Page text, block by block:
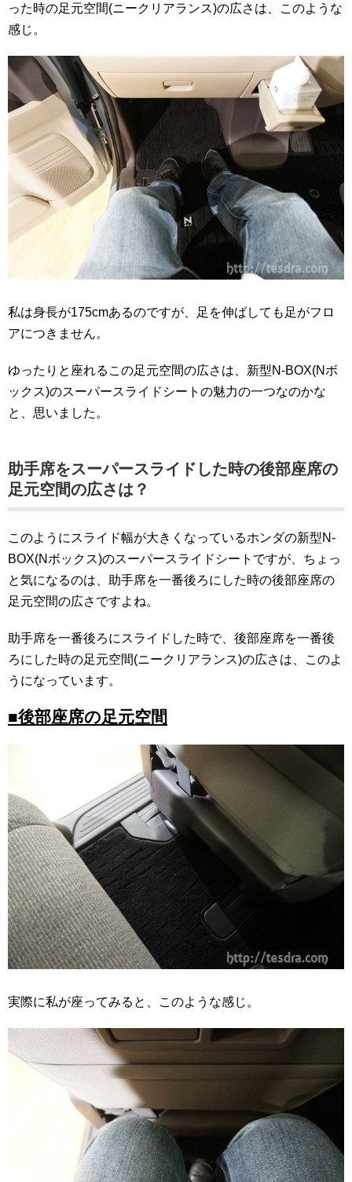
った時の足元空間(ニークリアランス)の広さは、このような
感じ。
私は身長が175cmあるのですが、足を伸ばしても足がフロ
アにつきません。
ゆったりと座れるこの足元空間の広さは、新型N-BOX(Nボ
ックス)のスーパースライドシートの魅力の一つなのかな
と、思いました。
助手席をスーパースライドした時の後部座席の
足元空間の広さは？
このようにスライド幅が大きくなっているホンダの新型N-
BOX(Nボックス)のスーパースライドシートですが、ちょっ
と気になるのは、助手席を一番後ろにした時の後部座席の
足元空間の広さですよね。
助手席を一番後ろにスライドした時で、後部座席を一番後
ろにした時の足元空間(ニークリアランス)の広さは、このよ
うになっています。
■後部座席の足元空間
実際に私が座ってみると、このような感じ。